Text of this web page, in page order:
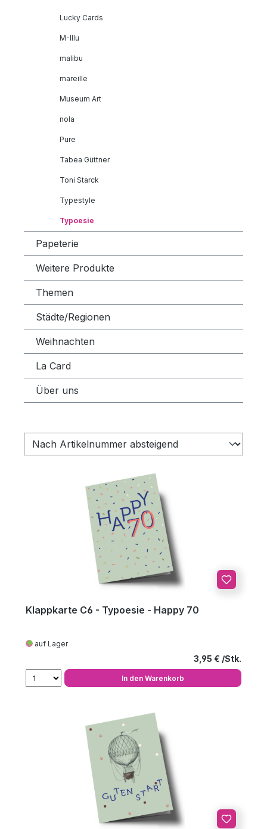
Lucky Cards
M-Illu
malibu
mareille
Museum Art
nola
Pure
Tabea Güttner
Toni Starck
Typestyle
Typoesie
Papeterie
Weitere Produkte
Themen
Städte/Regionen
Weihnachten
La Card
Über uns
Klappkarte C6 - Typoesie - Happy 70
auf Lager
Regulärer
3,95 €
In den Warenkorb